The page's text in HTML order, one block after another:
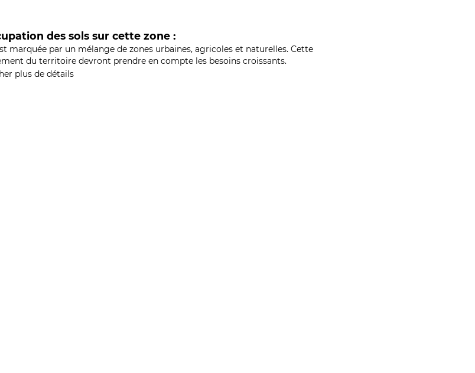
des sols sur cette zone :
marquée par un mélange de zones urbaines, agricoles et naturelles. Cette
du territoire devront prendre en compte les besoins croissants.
plus de détails